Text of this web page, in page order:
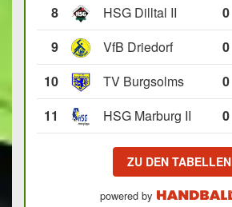
8
HSG Dilltal II 0
9
VfB Driedorf 0
10
TV Burgsolms 0
11
HSG Marburg II 0
ZU DEN TABELLEN
powered by